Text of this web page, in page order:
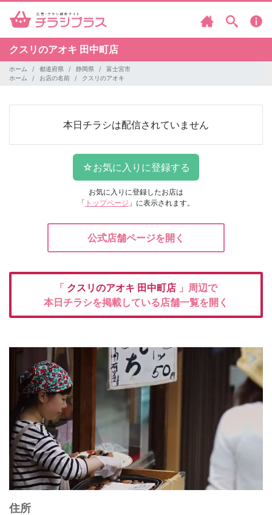
クスリのアオキ 田中町店
ホーム 都道府県 静岡県
富士宮市
ホーム
お店の名前 クスリのアオキ
本日チラシは配信されていません
お気に入りに登録したお店は
「 トップページ 」に表示されます。
公式店舗ページを開く
「 クスリのアオキ 田中町店 」周辺で
本日チラシを掲載している店舗一覧を開く
住所